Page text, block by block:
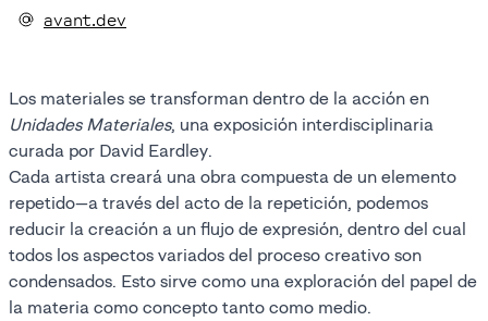
avant.dev
Los materiales se transforman dentro de la acción en
Unidades Materiales, una exposición interdisciplinaria
curada por David Eardley.
Cada artista creará una obra compuesta de un elemento
repetido—a través del acto de la repetición, podemos
reducir la creación a un flujo de expresión, dentro del cual
todos los aspectos variados del proceso creativo son
condensados. Esto sirve como una exploración del papel de
la materia como concepto tanto como medio.